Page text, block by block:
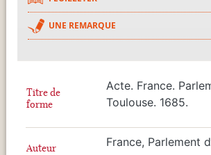
UNE REMARQUE
Titre de
forme
Acte. France.
Toulouse. 1685.
Auteur France, Parlement